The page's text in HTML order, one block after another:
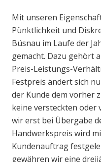
Mit unseren
Pünktlichkeit und
Büsnau im Laufe der
gemacht. Dazu gehört
Preis-Leistungs-
Festpreis ändert sich
der Kunde dem vorher
keine versteckten oder
wir erst bei Übergabe
Handwerkspreis wird
Kundenauftrag
gewähren wir eine